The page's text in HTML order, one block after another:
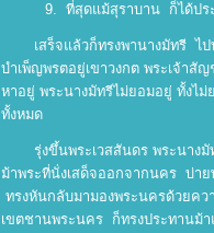
9. ที่สุดแม้สุราบาน ก็ได้ประท
เสร็จแล้วก็ทรงพานางมัทรี ไ
บำเพ็ญพรตอยู่เขาวงกต พระเจ้าสั
หาอยู่ พระนางมัทรีไม่ยอมอยู่ ทั้งไ
ทั้งหมด
รุ่งขึ้นพระเวสสันดร พระนาง
ม้าพระที่นั่งเสด็จออกจากนคร บ่า
ทรงหันกลับมามองพระนครด้วยคว
เขตชานพระนคร ก็ทรงประทานม้